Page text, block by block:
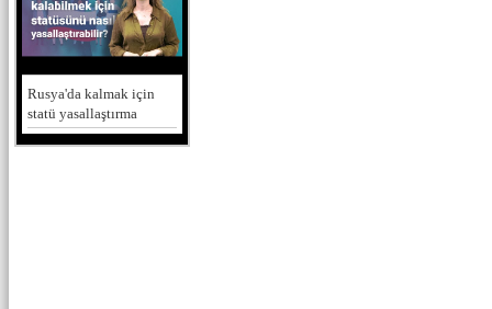
Rusya'da kalmak için
statü yasallaştırma